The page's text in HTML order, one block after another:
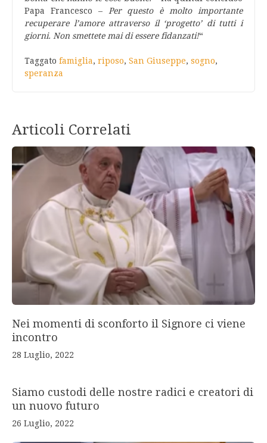
Papa Francesco –
Per questo è molto importante
recuperare l’amore attraverso il ‘progetto’ di tutti i
giorni. Non smettete mai di essere fidanzati!“
Taggato famiglia, riposo, San Giuseppe, sogno,
speranza
Articoli Correlati
Nei momenti di sconforto il Signore ci viene
incontro
28 Luglio, 2022
Siamo custodi delle nostre radici e creatori di
un nuovo futuro
26 Luglio, 2022